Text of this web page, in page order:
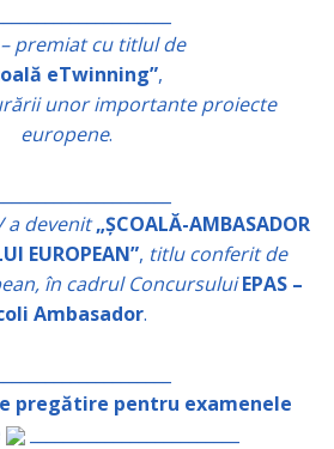
– premiat cu titlul de
eTwinning”,
unor importante proiecte
europene.
a devenit „ȘCOALĂ-AMBASADOR
EUROPEAN”, titlu conferit de
în cadrul Concursului EPAS –
Ambasador.
pregătire pentru examenele
_________________________